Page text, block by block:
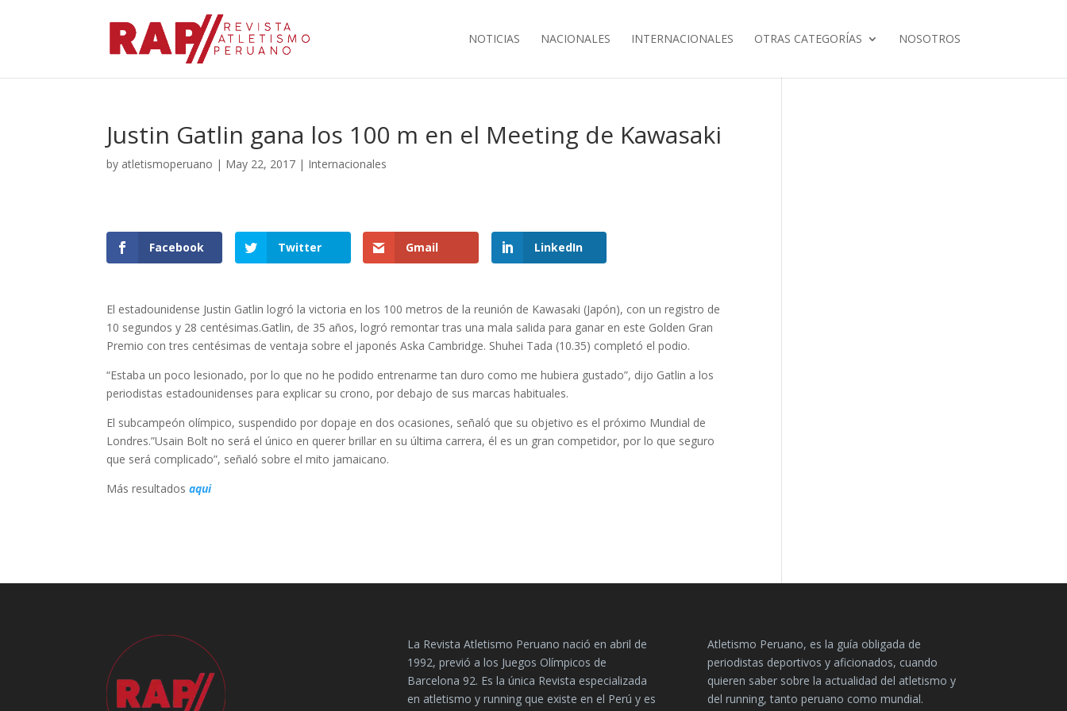
NOTICIAS NACIONALES INTERNACIONALES OTRAS CATEGORÍAS NOSOTROS
Justin Gatlin gana los 100 m en el Meeting de Kawasaki
by atletismoperuano | May 22, 2017 | Internacionales
Facebook Twitter Gmail LinkedIn
El estadounidense Justin Gatlin logró la victoria en los 100 metros de la reunión de Kawasaki (Japón), con un registro de
10 segundos y 28 centésimas.Gatlin, de 35 años, logró remontar tras una mala salida para ganar en este Golden Gran
Premio con tres centésimas de ventaja sobre el japonés Aska Cambridge. Shuhei Tada (10.35) completó el podio.
“Estaba un poco lesionado, por lo que no he podido entrenarme tan duro como me hubiera gustado”, dijo Gatlin a los
periodistas estadounidenses para explicar su crono, por debajo de sus marcas habituales.
El subcampeón olímpico, suspendido por dopaje en dos ocasiones, señaló que su objetivo es el próximo Mundial de
Londres.”Usain Bolt no será el único en querer brillar en su última carrera, él es un gran competidor, por lo que seguro
que será complicado”, señaló sobre el mito jamaicano.
Más resultadosaqui
La Revista Atletismo Peruano nació en abril de
1992, previó a los Juegos Olímpicos de
Barcelona 92. Es la única Revista especializada
en atletismo y running que existe en el Perú y es
Atletismo Peruano, es la guía obligada de
periodistas deportivos y aficionados, cuando
quieren saber sobre la actualidad del atletismo y
del running, tanto peruano como mundial.